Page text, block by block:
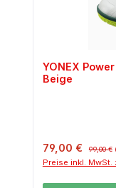
YONEX
Beige
Verkaufspreis:
79,00 € 99,00 €
Preise inkl.